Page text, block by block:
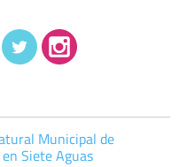
sus datos en la
Municipal de
Siete Aguas